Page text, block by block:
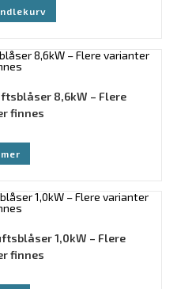
8,6kW – Flere
finnes
1,0kW – Flere
finnes